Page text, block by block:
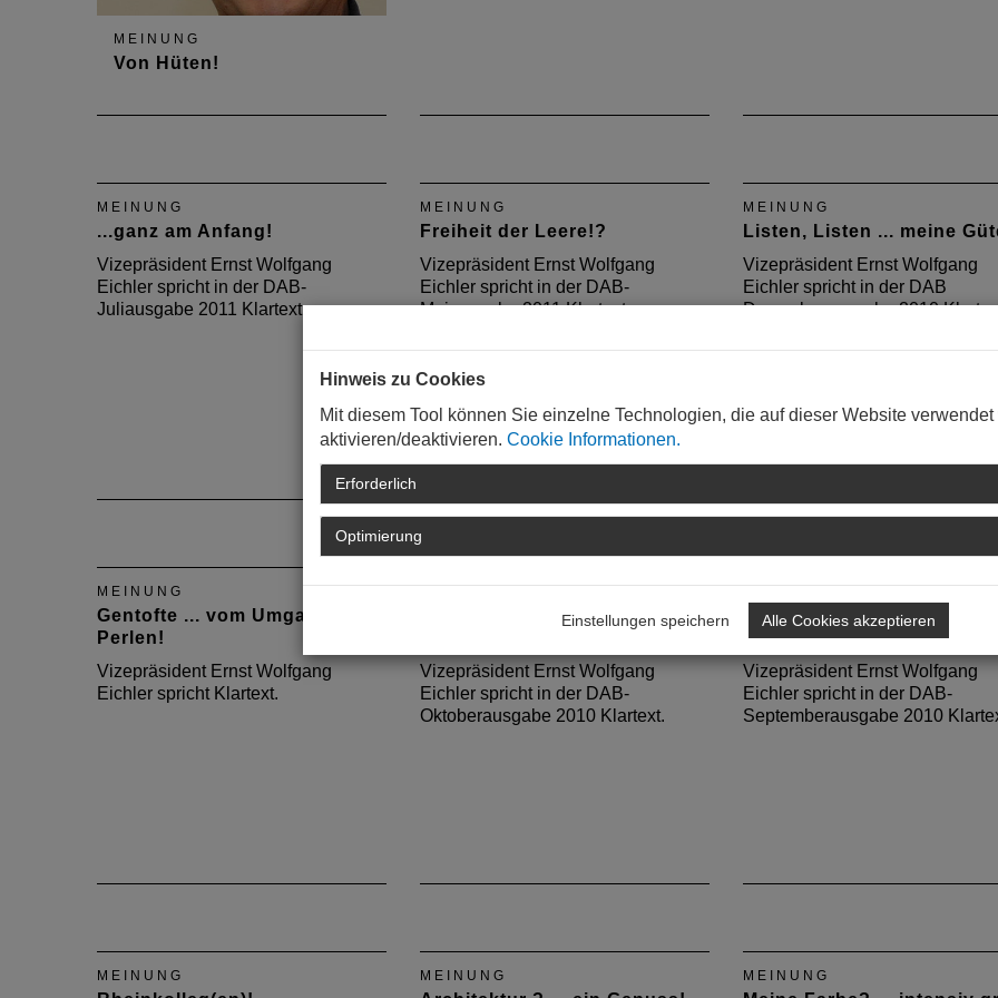
MEINUNG
Von Hüten!
MEINUNG
...ganz am Anfang!
Vizepräsident Ernst Wolfgang
Eichler spricht in der DAB-
Juliausgabe 2011 Klartext.
MEINUNG
Freiheit der Leere!?
Vizepräsident Ernst Wolfgang
Eichler spricht in der DAB-
Maiausgabe 2011 Klartext.
MEINUNG
Listen, Listen ... meine
Vizepräsident Ernst Wolfgang
Eichler spricht in der DAB
Dezemberausgabe 2010
MEINUNG
Gentofte ... vom Umgang mit
Perlen!
Vizepräsident Ernst Wolfgang
Eichler spricht Klartext.
Mein Architekt ? ...
Vizepräsident Ernst Wolfgang
Eichler spricht in der DAB-
Oktoberausgabe 2010 Klartext.
Markt der Zukunft?
statt Maschen!
Vizepräsident Ernst Wolfgang
Eichler spricht in der DAB-
Septemberausgabe 2010
MEINUNG MEINUNG MEINUNG
Hinweis zu Cookies
Mit diesem Tool können Sie einzelne Technologien, die auf dieser Website verwendet
aktivieren/deaktivieren. Cookie Informationen.
Erforderlich
Optimierung
Einstellungen speichern Alle Cookies akzeptieren